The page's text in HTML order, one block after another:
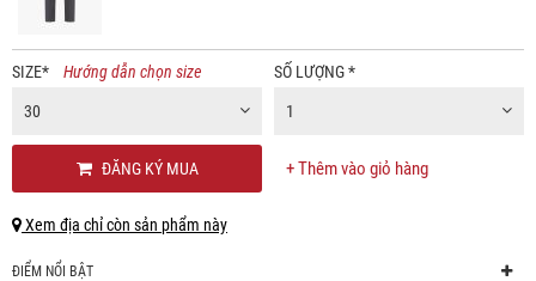
SIZE* Hướng dẫn chọn size
30
SỐ LƯỢNG*
1
ĐĂNG KÝ MUA + Thêm vào giỏ hàng
Xem địa chỉ còn sản phẩm này
ĐIỂM NỔI BẬT